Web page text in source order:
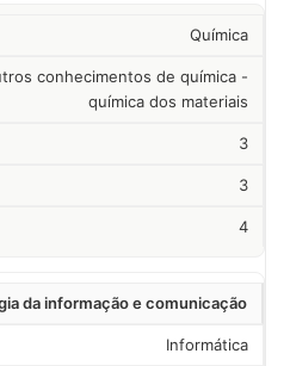
Química
conhecimentos de química -
química dos materiais
3
3
4
da informação e comunicação
Informática